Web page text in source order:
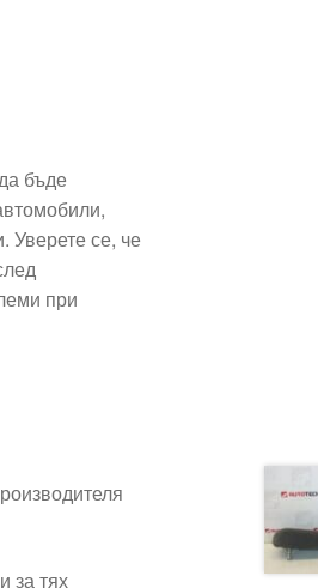
бъде
Уверете се, че
при
за тях